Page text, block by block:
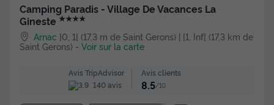
Camping Paradis - Village De Vacances La
Gineste ★★★★
Arnac ]0, 1[ (17,3 m de Saint Gerons) | [1, Inf[ (17,3 km de
Saint Gerons) - Voir sur la carte
Avis TripAdvisor
140 avis
Avis clients
8.5/10